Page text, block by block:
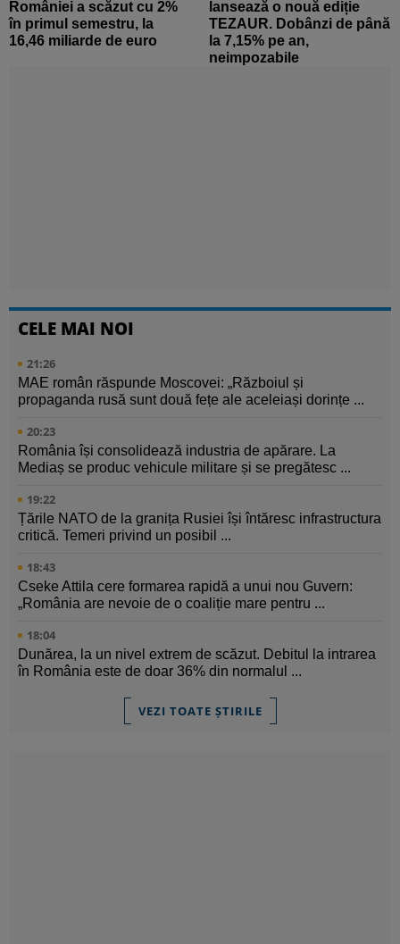
României a scăzut cu 2%
în primul semestru, la
16,46 miliarde de euro
lansează o nouă ediție
TEZAUR. Dobânzi de până
la 7,15% pe an,
neimpozabile
CELE MAI NOI
21:26
MAE român răspunde Moscovei: „Războiul și
propaganda rusă sunt două fețe ale aceleiași dorințe ...
20:23
România își consolidează industria de apărare. La
Mediaș se produc vehicule militare și se pregătesc ...
19:22
Țările NATO de la granița Rusiei își întăresc infrastructura
critică. Temeri privind un posibil ...
18:43
Cseke Attila cere formarea rapidă a unui nou Guvern:
„România are nevoie de o coaliție mare pentru ...
18:04
Dunărea, la un nivel extrem de scăzut. Debitul la intrarea
în România este de doar 36% din normalul ...
VEZI TOATE ȘTIRILE